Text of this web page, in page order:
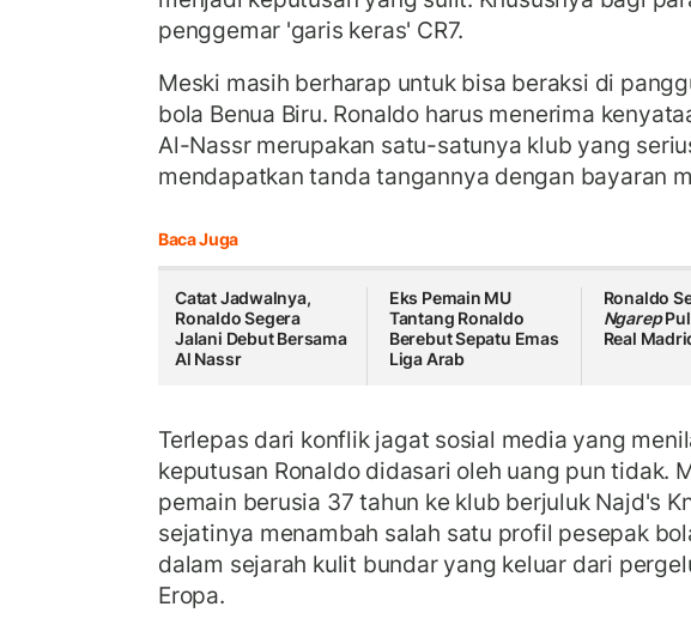
penggemar 'garis keras' CR7.
Meski masih berharap untuk bisa beraksi di
bola Benua Biru. Ronaldo harus menerima
Al-Nassr merupakan satu-satunya klub yang
mendapatkan tanda tangannya dengan bayaran
Baca Juga
Catat Jadwalnya,
Ronaldo Segera
Jalani Debut Bersama
Al Nassr
Eks Pemain MU
Tantang Ronaldo
Berebut Sepatu Emas
Liga Arab
Ronaldo
Ngarep
Real
Terlepas dari konflik jagat sosial media yang
keputusan Ronaldo didasari oleh uang pun tidak.
pemain berusia 37 tahun ke klub berjuluk Najd's
sejatinya menambah salah satu profil pesepak
dalam sejarah kulit bundar yang keluar dari
Eropa.